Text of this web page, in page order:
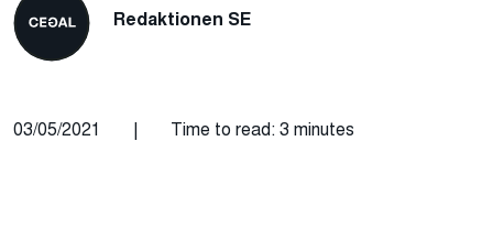
Redaktionen SE
03/05/2021 | Time to read: 3 minutes